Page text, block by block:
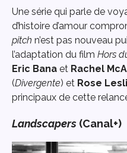
Une série qui parle de
d’histoire d’amour
pitch n’est pas nouveau
l’adaptation du film Hors
Eric Bana et Rachel
(Divergente) et Rose
principaux de cette
Landscapers (Canal+)